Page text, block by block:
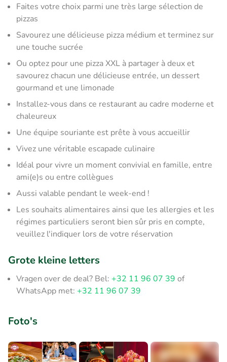
Faites votre choix parmi une très large sélection de
pizzas
Savourez une délicieuse pizza médium et terminez sur
une touche sucrée
Ou optez pour une pizza XXL à partager à deux et
savourez chacun une délicieuse entrée, un dessert
gourmand et une limonade
Installez-vous dans ce restaurant au cadre moderne et
chaleureux
Une équipe souriante est prête à vous accueillir
Vivez une véritable escapade culinaire
Idéal pour vivre un moment convivial en famille, entre
ami(e)s ou entre collègues
Aussi valable pendant le week-end !
Les souhaits alimentaires ainsi que les allergies et les
régimes particuliers seront bien sûr pris en compte,
veuillez l'indiquer lors de votre réservation
Grote kleine letters
Vragen over de deal? Bel: +32 11 96 07 39 of
WhatsApp met: +32 11 96 07 39
Foto's